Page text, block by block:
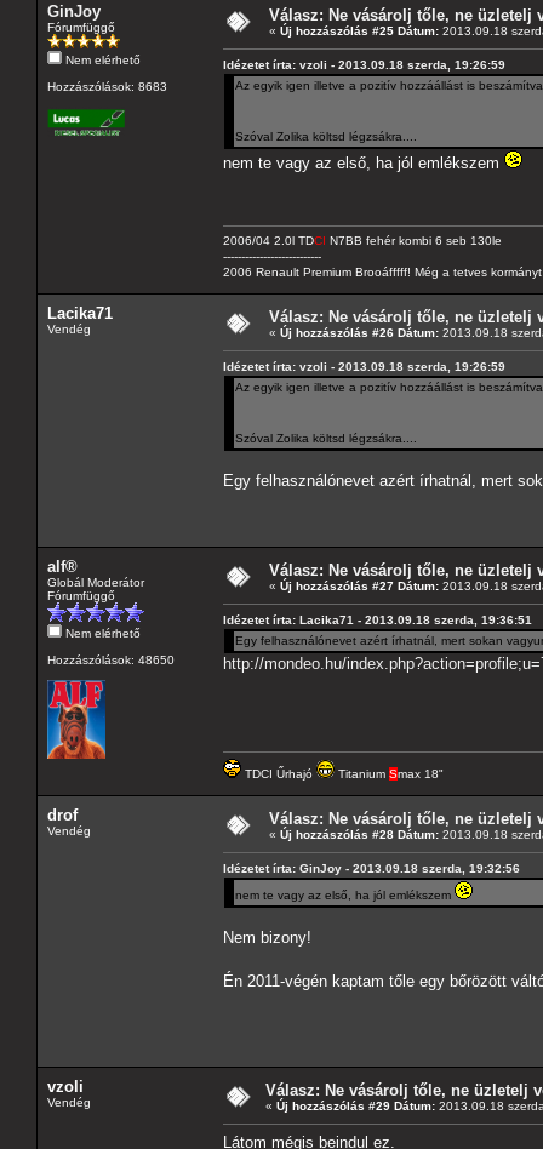
GinJoy
Fórumfüggő
Nem elérhető
Hozzászólások: 8683
Válasz: Ne vásárolj tőle, ne üzletelj
« Új hozzászólás #25 Dátum: 2013.09.18
Idézetet írta: vzoli - 2013.09.18 szerda, 19:26:59
Az egyik igen illetve a pozitív hozzáállást is
Szóval Zolika költsd légzsákra....
nem te vagy az első, ha jól emlékszem
2006/04 2.0l TDCI N7BB fehér kombi 6 seb 130le
---------------------------
2006 Renault Premium Brooáfffff! Még a tetves
Lacika71
Vendég
Válasz: Ne vásárolj tőle, ne üzletelj
« Új hozzászólás #26 Dátum: 2013.09.18
Idézetet írta: vzoli - 2013.09.18 szerda, 19:26:59
Az egyik igen illetve a pozitív hozzáállást is
Szóval Zolika költsd légzsákra....
Egy felhasználónevet azért írhatnál, mert
alf®
Globál Moderátor
Fórumfüggő
Nem elérhető
Hozzászólások: 48650
Válasz: Ne vásárolj tőle, ne üzletelj
« Új hozzászólás #27 Dátum: 2013.09.18
Idézetet írta: Lacika71 - 2013.09.18 szerda, 19:36:51
Egy felhasználónevet azért írhatnál, mert sokan
http://mondeo.hu/
TDCI Űrhajó Titanium Smax 18"
drof
Vendég
Válasz: Ne vásárolj tőle, ne üzletelj
« Új hozzászólás #28 Dátum: 2013.09.18
Idézetet írta: GinJoy - 2013.09.18 szerda, 19:32:56
nem te vagy az első, ha jól emlékszem
Nem bizony!
Én 2011-végén kaptam tőle egy bőrözött
vzoli
Vendég
Válasz: Ne vásárolj tőle, ne üzletelj
« Új hozzászólás #29 Dátum: 2013.09.18
Látom mégis beindul ez.